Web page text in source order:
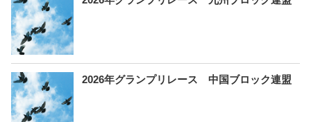
2026年グランプリレース 中国ブロック連盟